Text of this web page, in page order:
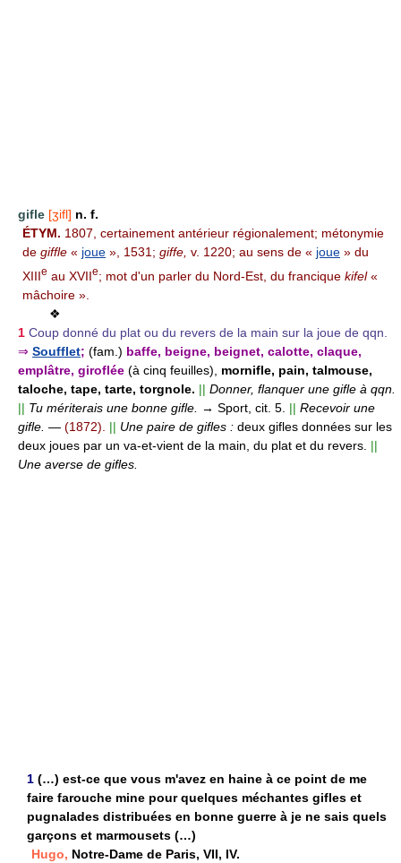
gifle [ʒifl] n. f.
ÉTYM. 1807, certainement antérieur régionalement; métonymie
de giffle « joue », 1531; giffe, v. 1220; au sens de « joue » du
XIIIe au XVIIe; mot d'un parler du Nord-Est, du francique kifel«
mâchoire ».
❖
1 Coup donné du plat ou du revers de la main sur la joue de qqn.
⇒ Soufflet; (fam.) baffe, beigne, beignet, calotte, claque,
emplâtre, giroflée (à cinq feuilles),
mornifle, pain, talmouse,
taloche, tape, tarte, torgnole. || Donner, flanquer une gifle à qqn.
|| Tu mériterais une bonne gifle. → Sport, cit. 5. || Recevoir une
gifle. — (1872). || Une paire de gifles : deux gifles données sur les
deux joues par un va-et-vient de la main, du plat et du revers. ||
Une averse de gifles.
1 (…) est-ce que vous m'avez en haine à ce point de me
faire farouche mine pour quelques méchantes gifles et
pugnalades distribuées en bonne guerre à je ne sais quels
garçons et marmousets (…)
Hugo, Notre-Dame de Paris, VII, IV.